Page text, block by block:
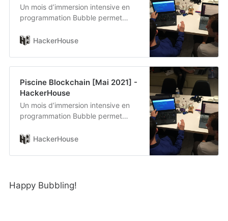
Un mois d’immersion intensive en
programmation Bubble permet
HackerHouse
Piscine Blockchain [Mai 2021] -
HackerHouse
Un mois d’immersion intensive en
programmation Bubble permet
HackerHouse
Happy Bubbling!